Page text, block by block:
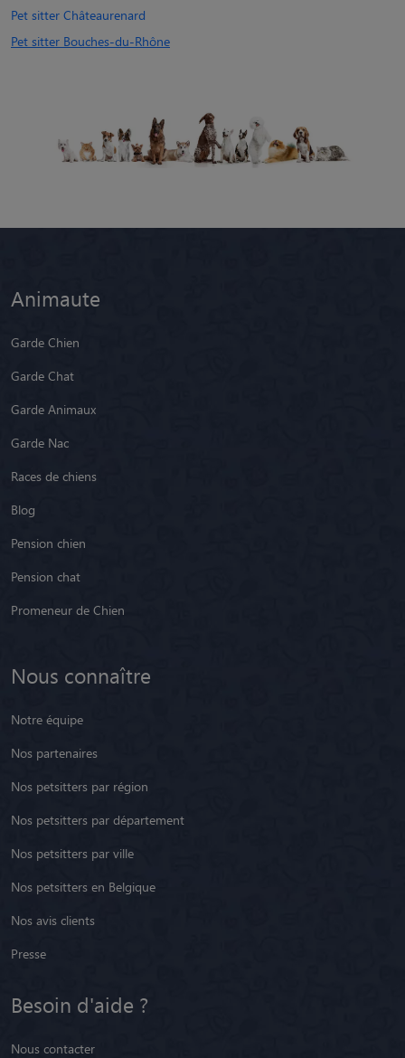
Pet sitter Châteaurenard
Pet sitter Bouches-du-Rhône
Animaute
Garde Chien
Garde Chat
Garde Animaux
Garde Nac
Races de chiens
Blog
Pension chien
Pension chat
Promeneur de Chien
Nous connaître
Notre équipe
Nos partenaires
Nos petsitters par région
Nos petsitters par département
Nos petsitters par ville
Nos petsitters en Belgique
Nos avis clients
Presse
Besoin d'aide ?
Nous contacter